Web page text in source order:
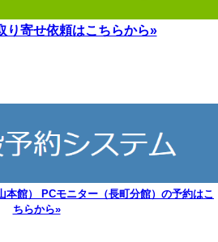
り寄せ依頼はこちらから»
本館） PCモニター（長町分館）の予約はこ
ちらから»